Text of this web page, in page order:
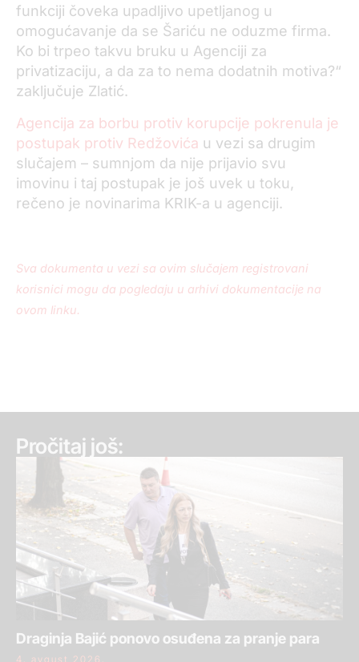
funkciji čoveka upadljivo upetljanog u
omogućavanje da se Šariću ne oduzme firma.
Ko bi trpeo takvu bruku u Agenciji za
privatizaciju, a da za to nema dodatnih motiva?“
zaključuje Zlatić.
Agencija za borbu protiv korupcije pokrenula je
postupak protiv Redžovića u vezi sa drugim
slučajem – sumnjom da nije prijavio svu
imovinu i taj postupak je još uvek u toku,
rečeno je novinarima KRIK-a u agenciji.
Sva dokumenta u vezi sa ovim slučajem registrovani
korisnici mogu da pogledaju u arhivi dokumentacije na
ovom linku.
Pročitaj još:
Draginja Bajić ponovo osuđena za pranje para
4. avgust 2026.